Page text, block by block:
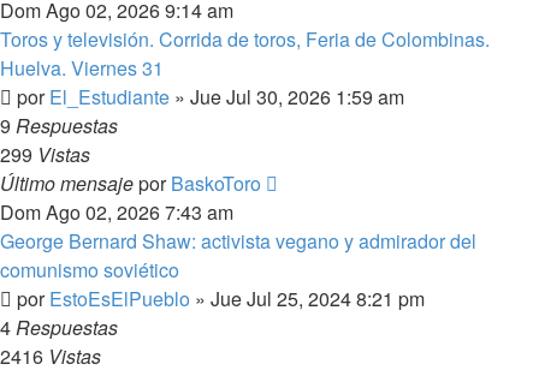
Dom Ago 02, 2026 9:14 am
Toros y televisión. Corrida de toros, Feria de Colombinas.
Huelva. Viernes 31
porEl_Estudiante » Jue Jul 30, 2026 1:59 am
9 Respuestas
299 Vistas
Último mensajeporBaskoToro
Dom Ago 02, 2026 7:43 am
George Bernard Shaw: activista vegano y admirador del
comunismo soviético
porEstoEsElPueblo » Jue Jul 25, 2024 8:21 pm
4Respuestas
2416 Vistas